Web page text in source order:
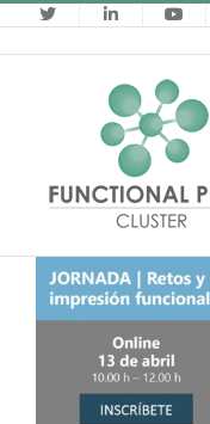
Saltar
al
contenido
Ver
imagen
más